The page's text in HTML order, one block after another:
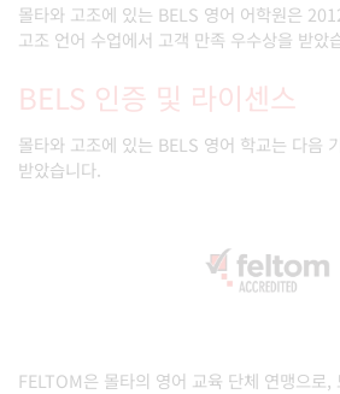
몰타와 고조에 있는 BELS 영어 어학원은
고조 언어 수업에서 고객 만족 우수상을 받았
BELS 인증 및 라이센스
몰타와 고조에 있는 BELS 영어 학교는 다음
받았습니다.
FELTOM은 몰타의 영어 교육 단체 연맹으로,